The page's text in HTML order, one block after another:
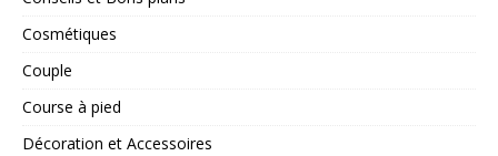
Cosmétiques
Couple
Course à pied
Décoration et Accessoires